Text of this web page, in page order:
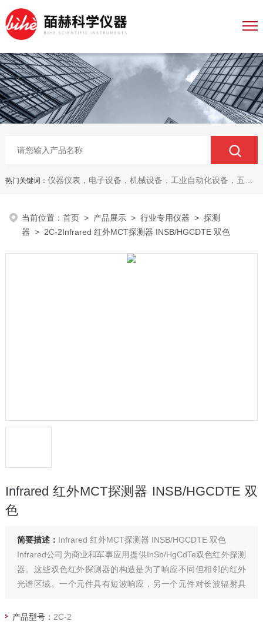
热门关键词： 仪器仪表，电子设备，机械设备，工业自动化设备，五金产品，电线电缆，金属材料，电子
当前位置：首页 > 产品展示 >行业专用仪器 >探测
器 > 2C-2Infrared 红外MCT探测器 INSB/HGCDTE 双色
Infrared 红外MCT探测器 INSB/HGCDTE 双
色
简要描述： Infrared 红外MCT探测器 INSB/HGCDTE 双色
Infrared公司为商业和军事应用提供InSb/HgCdTe双色红外探测
器。这些双色红外探测器的构造是为了响应不同但相邻的红外
光谱区域。一个元件具有短波响应，另一个元件对长波辐射具
产品型号： 2C-2